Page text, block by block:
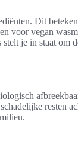
Dit
voor vegan
je in staat om
resten